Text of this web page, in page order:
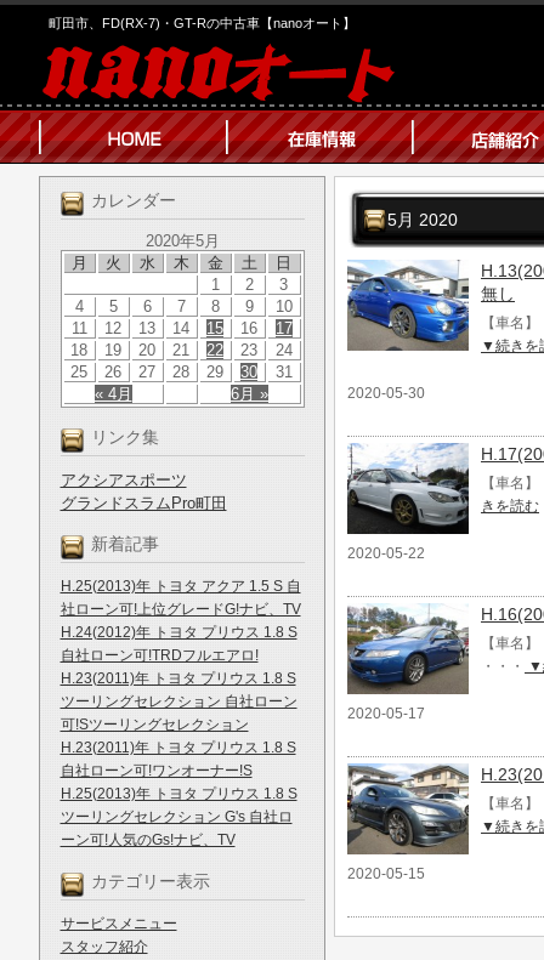
町田市、FD(RX-7)・GT-Rの中古車【nanoオート】
カレンダー
2020年5月
月
火 水 木 金 土 日
« 4月 6月 »
1 2
3
4
5 6 7 8 9
10
11
12 13 14 15 16
17
18
19 20 21 22 23
24
25
26 27 28 29 30 31
リンク集
アクシアスポーツ
グランドスラムPro町田
新着記事
H.25(2013)年 トヨタ アクア 1.5 S 自
社ローン可!上位グレードG!ナビ、TV
H.24(2012)年 トヨタ プリウス 1.8 S
自社ローン可!TRDフルエアロ!
H.23(2011)年 トヨタ プリウス 1.8 S
ツーリングセレクション 自社ローン
可!Sツーリングセレクション
H.23(2011)年 トヨタ プリウス 1.8 S
自社ローン可!ワンオーナー!S
H.25(2013)年 トヨタ プリウス 1.8 S
ツーリングセレクション G's 自社ロ
ーン可!人気のGs!ナビ、TV
カテゴリー表示
サービスメニュー
スタッフ紹介
5月 2020
無し
【車名
▼続きを
2020-05-30
【車名
きを読む
2020-05-22
【車名
・・・
▼
2020-05-17
【車名
▼続きを
2020-05-15